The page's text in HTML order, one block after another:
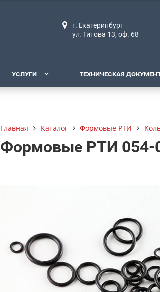
г. Екатеринбург
ул. Титова 13, оф. 68
УСЛУГИ ТЕХНИЧЕСКАЯ
Главная Каталог Формовые РТИ
Формовые РТИ 054-